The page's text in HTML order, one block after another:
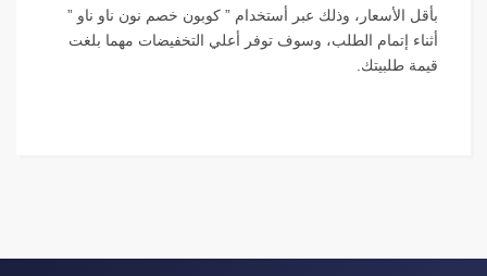
بأقل الأسعار، وذلك عبر أستخدام ” كوبون خصم نون ناو ناو ”
أثناء إتمام الطلب، وسوف توفر أعلي التخفيضات مهما بلغت
قيمة طلبيتك.